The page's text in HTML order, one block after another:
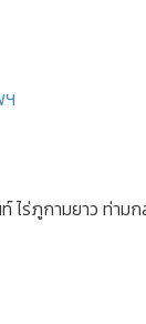
ร่ภูกามยาว ท่าม